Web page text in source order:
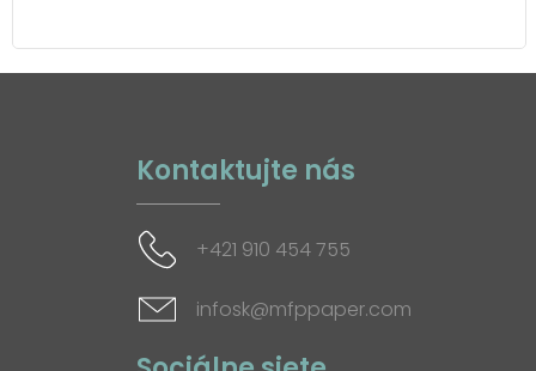
Kontaktujte nás
+421 910 454 755
infosk@mfppaper.com